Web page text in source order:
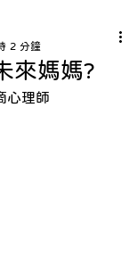
來媽媽?
2 分鐘
心理師